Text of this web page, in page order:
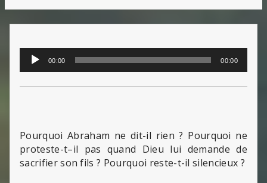
Lecteur
audio
00:00 00:00
Pourquoi Abraham ne dit-il rien ? Pourquoi ne
proteste-t–il pas quand Dieu lui demande de
sacrifier son fils ? Pourquoi reste-t-il silencieux ?